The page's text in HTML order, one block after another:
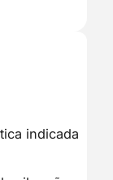
indicada